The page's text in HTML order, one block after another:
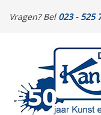
Vragen? Bel 023 - 525